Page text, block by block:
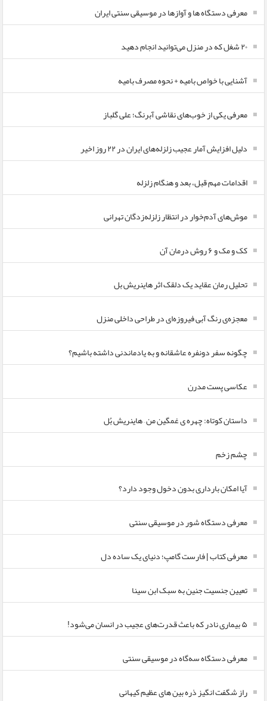
معرفی دستگاه ها و آوازها در موسیقی سنتی ایران
۲۰ شغل که در منزل می‌توانید انجام دهید
آشنایی با خواص بامیه + نحوه مصرف بامیه
معرفی یکی از خوب‌های نقاشی آبرنگ؛ علی گلباز
دلیل افزایش آمار عجیب زلزله‌های ایران در ۲۲ روز اخیر
اقدامات مهم قبل، بعد و هنگام زلزله
موش‌های آدم‌خوار در انتظار زلزله‌زدگان تهرانی
کک و مک و ۶ روش درمان آن
تحلیل رمان عقاید یک دلقک اثر هاینریش بل
معجزه‌ی رنگ آبی فیروزه‌ای در طراحی داخلی منزل
چگونه سفر دونفره عاشقانه و به یادماندنی داشته باشیم؟
عکاسی پست مدرن
داستان کوتاه: چهره ی غمگین من – هاینریش بُل
چشم زخم
آیا امکان بارداری بدون دخول وجود دارد؟
معرفی دستگاه شور در موسیقی سنتی
معرفی کتاب | فارست گامپ؛ دنیای یک ساده دل
تعیین جنسیت جنین به سبک ابن سینا
۵ بیماری نادر که باعث قدرت‌های عجیب در انسان می‌شود!
معرفی دستگاه سه‌گاه در موسیقی سنتی
راز شگفت انگیز ذره بین های عظیم کیهانی